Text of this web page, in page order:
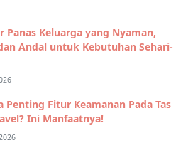
Panas Keluarga yang Nyaman,
Andal untuk Kebutuhan Sehari-
Penting Fitur Keamanan Pada Tas
Ini Manfaatnya!